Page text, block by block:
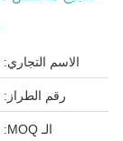
الاسم التجاري:
رقم الطراز:
الـ MOQ: